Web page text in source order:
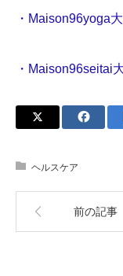
・Maison96yoga
・Maison96seitai
ヘルスケア
前の記事